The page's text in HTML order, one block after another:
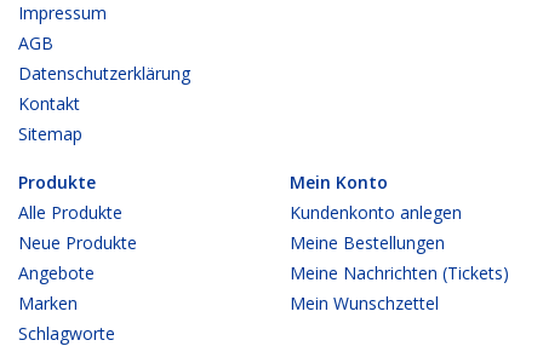
Impressum
AGB
Datenschutzerklärung
Kontakt
Sitemap
Produkte
Alle Produkte
Neue Produkte
Angebote
Marken
Schlagworte
Mein Konto
Kundenkonto anlegen
Meine Bestellungen
Meine Nachrichten (Tickets)
Mein Wunschzettel